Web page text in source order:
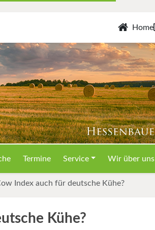
Home
Termine Service Wir über uns
Index auch für deutsche Kühe?
Kühe?